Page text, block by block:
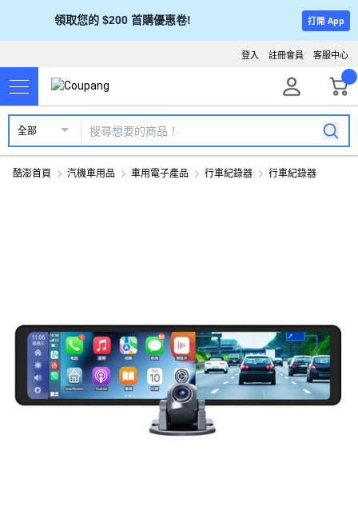
領取您的 $200 首購優惠卷! 打開 App
客服中心
註冊會員
登入
全部
酷澎首頁 汽機車用品 車用電子產品 行車紀錄器 行車紀錄器